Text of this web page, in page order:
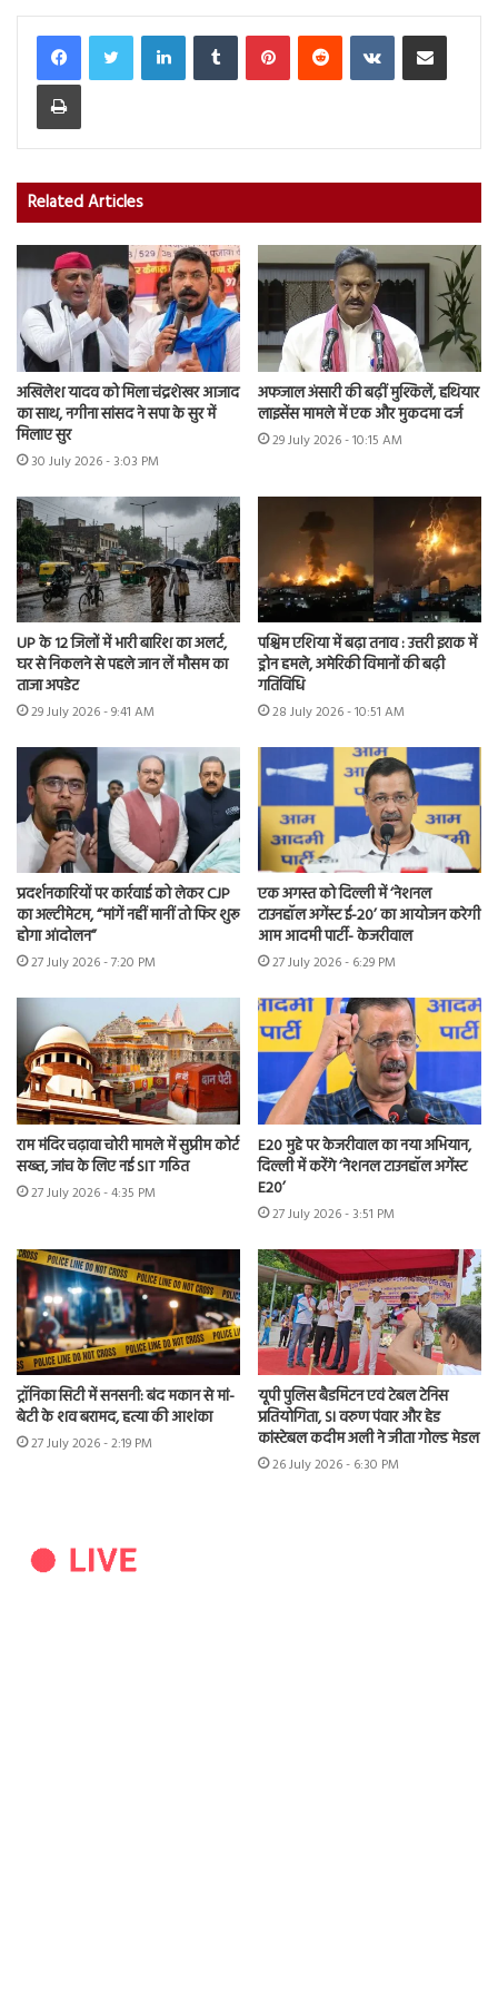
LinkedInTumblr PinterestReddit VKontakteShare via Email
Print
Related Articles
अखिलेश यादव को मिला चंद्रशेखर आजाद
का साथ, नगीना सांसद ने सपा के सुर में
मिलाए सुर
30 July 2026 - 3:03 PM
अफजाल अंसारी की बढ़ीं मुश्किलें, हथियार
लाइसेंस मामले में एक और मुकदमा दर्ज
29 July 2026 - 10:15 AM
UP के 12 जिलों में भारी बारिश का अलर्ट,
घर से निकलने से पहले जान लें मौसम का
ताजा अपडेट
29 July 2026 - 9:41 AM
पश्चिम एशिया में बढ़ा तनाव : उत्तरी इराक में
ड्रोन हमले, अमेरिकी विमानों की बढ़ी
गतिविधि
28 July 2026 - 10:51 AM
प्रदर्शनकारियों पर कार्रवाई को लेकर CJP
का अल्टीमेटम, “मांगें नहीं मानीं तो फिर शुरू
होगा आंदोलन”
27 July 2026 - 7:20 PM
एक अगस्त को दिल्ली में ‘नेशनल
टाउनहॉल अगेंस्ट ई-20’ का आयोजन करेगी
आम आदमी पार्टी- केजरीवाल
27 July 2026 - 6:29 PM
राम मंदिर चढ़ावा चोरी मामले में सुप्रीम कोर्ट
सख्त, जांच के लिए नई SIT गठित
27 July 2026 - 4:35 PM
E20 मुद्दे पर केजरीवाल का नया अभियान,
दिल्ली में करेंगे ‘नेशनल टाउनहॉल अगेंस्ट
E20’
27 July 2026 - 3:51 PM
ट्रॉनिका सिटी में सनसनी: बंद मकान से मां-
बेटी के शव बरामद, हत्या की आशंका
27 July 2026 - 2:19 PM
यूपी पुलिस बैडमिंटन एवं टेबल टेनिस
प्रतियोगिता, SI वरुण पंवार और हेड
कांस्टेबल कदीम अली ने जीता गोल्ड मेडल
26 July 2026 - 6:30 PM